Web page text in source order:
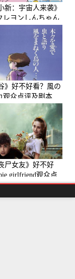
新：宇宙人来袭》
レヨンしんちゃん
リリ观众点评及
》好不好看？風の
观众点评及剧本
尸女友》好不好
girlfriend观众点